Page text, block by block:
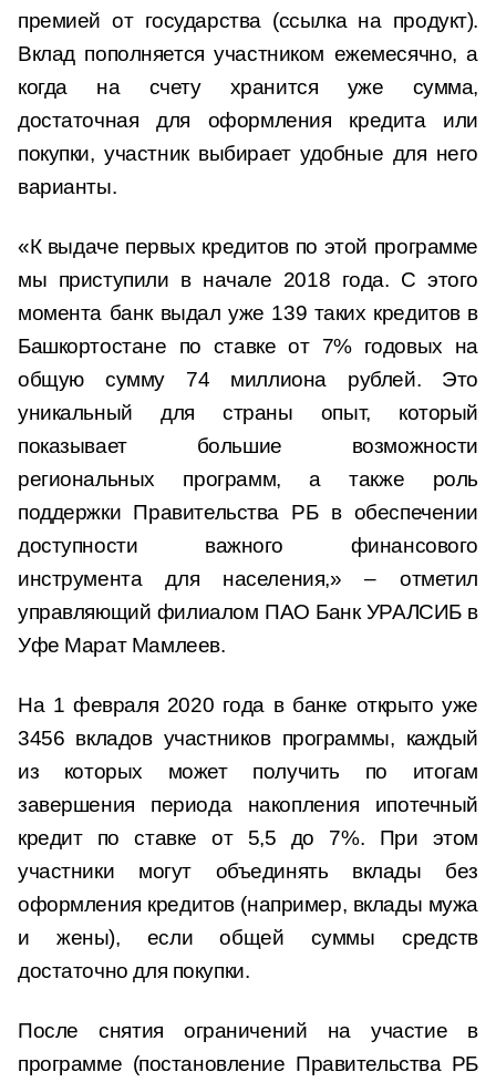
премией от государства (ссылка на продукт).
Вклад пополняется участником ежемесячно, а
когда на счету хранится уже сумма,
достаточная для оформления кредита или
покупки, участник выбирает удобные для него
варианты.
«К выдаче первых кредитов по этой программе
мы приступили в начале 2018 года. С этого
момента банк выдал уже 139 таких кредитов в
Башкортостане по ставке от 7% годовых на
общую сумму 74 миллиона рублей. Это
уникальный для страны опыт, который
показывает большие возможности
региональных программ, а также роль
поддержки Правительства РБ в обеспечении
доступности важного финансового
инструмента для населения,» – отметил
управляющий филиалом ПАО Банк УРАЛСИБ в
Уфе Марат Мамлеев.
На 1 февраля 2020 года в банке открыто уже
3456 вкладов участников программы, каждый
из которых может получить по итогам
завершения периода накопления ипотечный
кредит по ставке от 5,5 до 7%. При этом
участники могут объединять вклады без
оформления кредитов (например, вклады мужа
и жены), если общей суммы средств
достаточно для покупки.
После снятия ограничений на участие в
программе (постановление Правительства РБ